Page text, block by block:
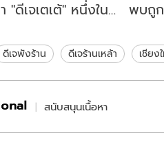
"ดีเจเตเต้" หนึ่งใน
พบถู
ช้าๆ
ดีเจพังร้าน ดีเจร้านเหล้า เชียง
สนับสนุนเนื้อหา